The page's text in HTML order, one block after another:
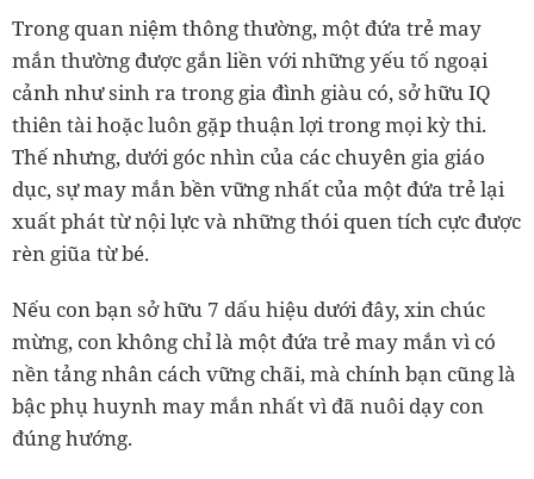
Trong quan niệm thông thường, một đứa trẻ may
mắn thường được gắn liền với những yếu tố ngoại
cảnh như sinh ra trong gia đình giàu có, sở hữu IQ
thiên tài hoặc luôn gặp thuận lợi trong mọi kỳ thi.
Thế nhưng, dưới góc nhìn của các chuyên gia giáo
dục, sự may mắn bền vững nhất của một đứa trẻ lại
xuất phát từ nội lực và những thói quen tích cực được
rèn giũa từ bé.
Nếu con bạn sở hữu 7 dấu hiệu dưới đây, xin chúc
mừng, con không chỉ là một đứa trẻ may mắn vì có
nền tảng nhân cách vững chãi, mà chính bạn cũng là
bậc phụ huynh may mắn nhất vì đã nuôi dạy con
đúng hướng.